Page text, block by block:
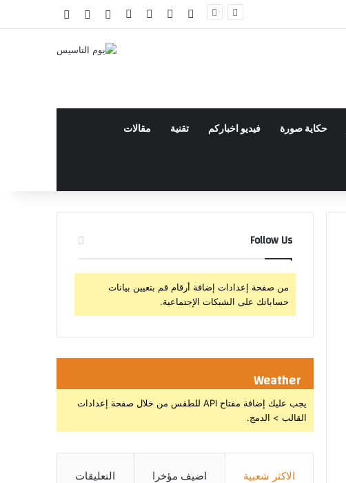
فيسبوك
‫X
‫YouTubeانستقرامتسجيل الدخول
مقال عشوائي
إضافة عمود
حكاية صورة فيديو اخباركم تقنية مقالات
Follow Us
من صفحة إعدادات إضافة أرقام قم بتعيين بيانات
حساباتك على الشبكات الإجتماعية.
Weather
يجب عليك إضافة مفتاح API للطقس من خلال صفحة إعدادات
القالب > الدمج.
الاكثر شعبية اضيف مؤخرا التعليقات